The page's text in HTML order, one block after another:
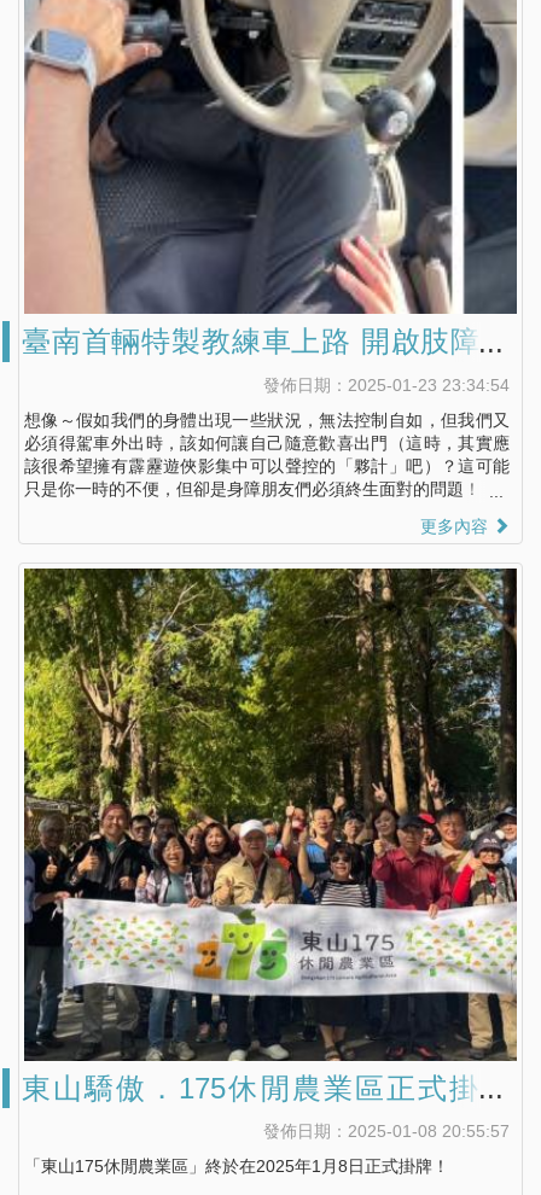
臺南首輛特製教練車上路 開啟肢障者
發佈日期：2025-01-23 23:34:54
想像～假如我們的身體出現一些狀況，無法控制自如，但我們又
必須得駕車外出時，該如何讓自己隨意歡喜出門（這時，其實應
該很希望擁有霹靂遊俠影集中可以聲控的「夥計」吧）？這可能
只是你一時的不便，但卻是身障朋友們必須終生面對的問題！
更多內容
東山驕傲．175休閒農業區正式掛牌
土地力量療癒人心．共生共榮共好
發佈日期：2025-01-08 20:55:57
「東山175休閒農業區」終於在2025年1月8日正式掛牌！